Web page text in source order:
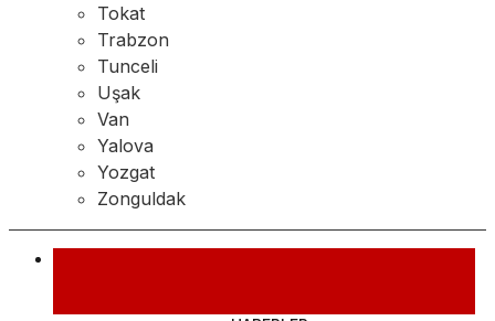
Tokat
Trabzon
Tunceli
Uşak
Van
Yalova
Yozgat
Zonguldak